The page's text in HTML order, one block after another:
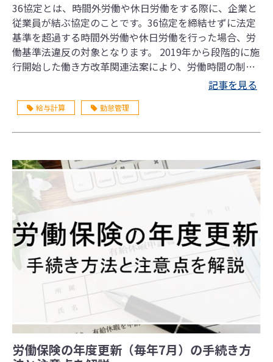
36協定とは、時間外労働や休日労働をする際に、企業と
従業員が結ぶ協定のことです。36協定を締結せずに法定
基準を超過する時間外労働や休日労働を行った場合、労
働基準法違反の対象となります。 2019年から段階的に施
行開始した働き方改革関連法案により、労働時間の制限
や休暇日数の取得義務など労働者が働きやすい環境が整
上限時間、締結方法などの基本をわかりやすく解説しま
記事を見る
給与計算 勤怠管理
労働保険の年度更新（毎年7月）の手続き方